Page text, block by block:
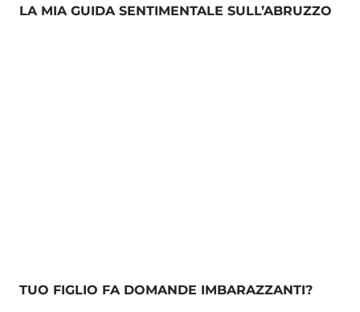
LA MIA GUIDA SENTIMENTALE SULL’ABRUZZO
TUO FIGLIO FA DOMANDE IMBARAZZANTI?